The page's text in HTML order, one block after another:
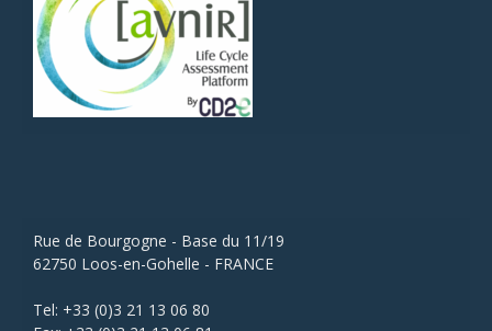
Rue de Bourgogne - Base du 11/19
62750 Loos-en-Gohelle - FRANCE
Tel: +33 (0)3 21 13 06 80